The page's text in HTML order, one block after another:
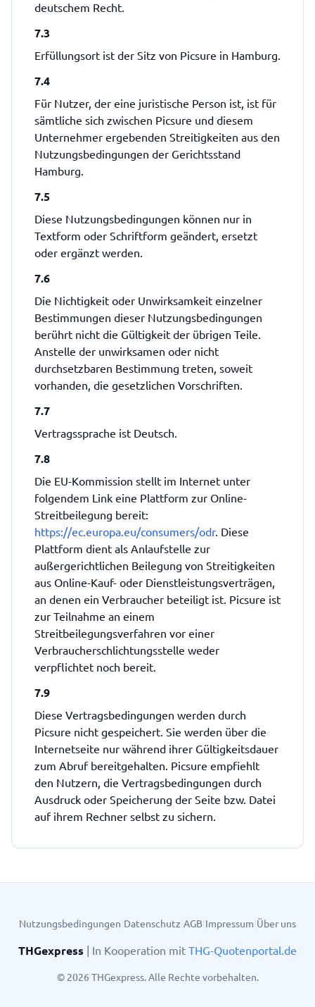
deutschem Recht.
7.3
Erfüllungsort ist der Sitz von Picsure in Hamburg.
7.4
Für Nutzer, der eine juristische Person ist, ist für
sämtliche sich zwischen Picsure und diesem
Unternehmer ergebenden Streitigkeiten aus den
Nutzungsbedingungen der Gerichtsstand
Hamburg.
7.5
Diese Nutzungsbedingungen können nur in
Textform oder Schriftform geändert, ersetzt
oder ergänzt werden.
7.6
Die Nichtigkeit oder Unwirksamkeit einzelner
Bestimmungen dieser Nutzungsbedingungen
berührt nicht die Gültigkeit der übrigen Teile.
Anstelle der unwirksamen oder nicht
durchsetzbaren Bestimmung treten, soweit
vorhanden, die gesetzlichen Vorschriften.
7.7
Vertragssprache ist Deutsch.
7.8
Die EU-Kommission stellt im Internet unter
folgendem Link eine Plattform zur Online-
Streitbeilegung bereit:
https://ec.europa.eu/consumers/odr. Diese
Plattform dient als Anlaufstelle zur
außergerichtlichen Beilegung von Streitigkeiten
aus Online-Kauf- oder Dienstleistungsverträgen,
an denen ein Verbraucher beteiligt ist. Picsure ist
zur Teilnahme an einem
Streitbeilegungsverfahren vor einer
Verbraucherschlichtungsstelle weder
verpflichtet noch bereit.
7.9
Diese Vertragsbedingungen werden durch
Picsure nicht gespeichert. Sie werden über die
Internetseite nur während ihrer Gültigkeitsdauer
zum Abruf bereitgehalten. Picsure empfiehlt
den Nutzern, die Vertragsbedingungen durch
Ausdruck oder Speicherung der Seite bzw. Datei
auf ihrem Rechner selbst zu sichern.
Nutzungsbedingungen Datenschutz AGB Impressum Über uns
THGexpress | In Kooperation mit THG-Quotenportal.de
© 2026 THGexpress. Alle Rechte vorbehalten.